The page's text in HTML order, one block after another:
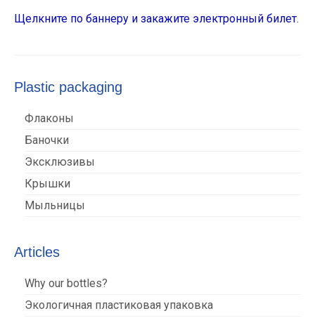
Щелкните по баннеру и закажите электронный билет.
Plastic packaging
Флаконы
Баночки
Эксклюзивы
Крышки
Мыльницы
Articles
Why our bottles?
Экологичная пластиковая упаковка